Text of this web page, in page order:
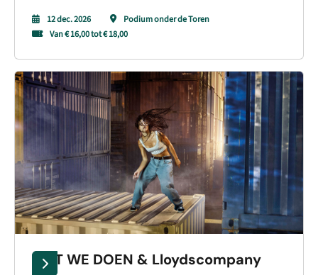
Et maintenant en L’important c’est la rose alle ruimte.
12 dec. 2026
Podium onder de Toren
Van € 16,00 tot € 18,00
WAT WE DOEN & Lloydscompany